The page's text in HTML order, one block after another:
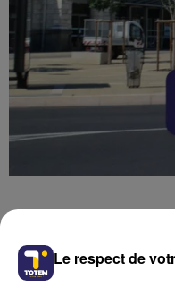
Le respect de